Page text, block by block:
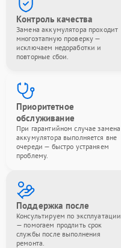
Контроль качества
Замена аккумулятора проходит
многоэтапную проверку —
исключаем недоработки и
повторные сбои.
Приоритетное
обслуживание
При гарантийном случае замена
аккумулятора выполняется вне
очереди — быстро устраняем
проблему.
Поддержка после
Консультируем по эксплуатации
— помогаем продлить срок
службы после выполнения
ремонта.